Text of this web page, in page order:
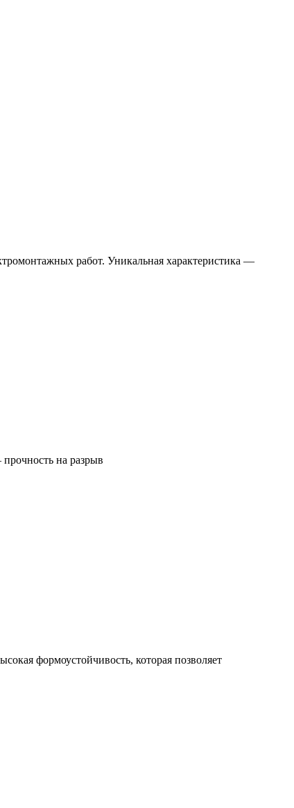
работ. Уникальная характеристика —
на разрыв
формоустойчивость, которая позволяет